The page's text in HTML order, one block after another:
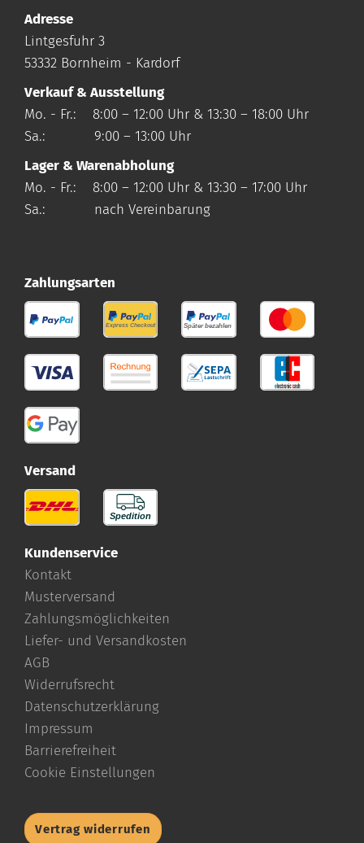
Adresse
Lintgesfuhr 3
53332 Bornheim - Kardorf
Verkauf & Ausstellung
Mo. - Fr.: 8:00 – 12:00 Uhr & 13:30 – 18:00 Uhr
Sa.: 9:00 – 13:00 Uhr
Lager & Warenabholung
Mo. - Fr.: 8:00 – 12:00 Uhr & 13:30 – 17:00 Uhr
Sa.: nach Vereinbarung
Zahlungsarten
Versand
Kundenservice
Kontakt
Musterversand
Zahlungsmöglichkeiten
Liefer- und Versandkosten
AGB
Widerrufsrecht
Datenschutzerklärung
Impressum
Barrierefreiheit
Cookie Einstellungen
Vertrag widerrufen